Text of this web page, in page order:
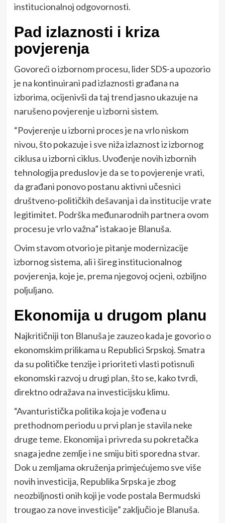
institucionalnoj odgovornosti.
Pad izlaznosti i kriza
povjerenja
Govoreći o izbornom procesu, lider SDS-a upozorio
je na kontinuirani pad izlaznosti građana na
izborima, ocijenivši da taj trend jasno ukazuje na
narušeno povjerenje u izborni sistem.
“Povjerenje u izborni proces je na vrlo niskom
nivou, što pokazuje i sve niža izlaznost iz izbornog
ciklusa u izborni ciklus. Uvođenje novih izbornih
tehnologija preduslov je da se to povjerenje vrati,
da građani ponovo postanu aktivni učesnici
društveno-političkih dešavanja i da institucije vrate
legitimitet. Podrška međunarodnih partnera ovom
procesu je vrlo važna” istakao je Blanuša.
Ovim stavom otvorio je pitanje modernizacije
izbornog sistema, ali i šireg institucionalnog
povjerenja, koje je, prema njegovoj ocjeni, ozbiljno
poljuljano.
Ekonomija u drugom planu
Najkritičniji ton Blanuša je zauzeo kada je govorio o
ekonomskim prilikama u Republici Srpskoj. Smatra
da su političke tenzije i prioriteti vlasti potisnuli
ekonomski razvoj u drugi plan, što se, kako tvrdi,
direktno odražava na investicijsku klimu.
“Avanturistička politika koja je vođena u
prethodnom periodu u prvi plan je stavila neke
druge teme. Ekonomija i privreda su pokretačka
snaga jedne zemlje i ne smiju biti sporedna stvar.
Dok u zemljama okruženja primjećujemo sve više
novih investicija, Republika Srpska je zbog
neozbiljnosti onih koji je vode postala Bermudski
trougao za nove investicije” zaključio je Blanuša.